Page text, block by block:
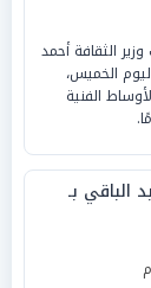
الثقافة أحمد
الخميس،
الفنية
الباقي بـ